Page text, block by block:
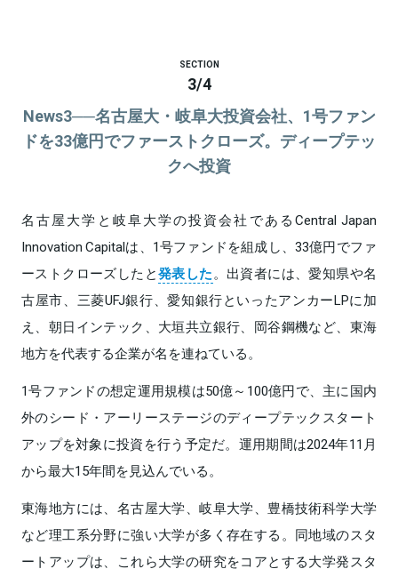
SECTION
3/4
News3──名古屋大・岐阜大投資会社、1号ファン
ドを33億円でファーストクローズ。ディープテッ
クへ投資
名古屋大学と岐阜大学の投資会社であるCentral Japan
Innovation Capitalは、1号ファンドを組成し、33億円でファ
ーストクローズしたと発表した。出資者には、愛知県や名
古屋市、三菱UFJ銀行、愛知銀行といったアンカーLPに加
え、朝日インテック、大垣共立銀行、岡谷鋼機など、東海
地方を代表する企業が名を連ねている。
1号ファンドの想定運用規模は50億～100億円で、主に国内
外のシード・アーリーステージのディープテックスタート
アップを対象に投資を行う予定だ。運用期間は2024年11月
から最大15年間を見込んでいる。
東海地方には、名古屋大学、岐阜大学、豊橋技術科学大学
など理工系分野に強い大学が多く存在する。同地域のスタ
ートアップは、これら大学の研究をコアとする大学発スタ